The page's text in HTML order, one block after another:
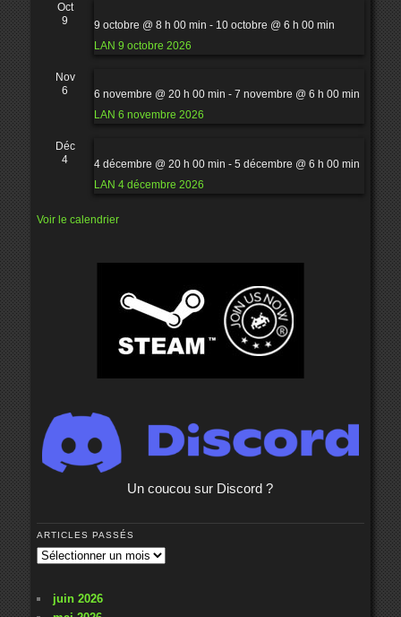
Oct
9
9 octobre @ 8 h 00 min - 10 octobre @ 6 h 00 min
LAN 9 octobre 2026
Nov
6
6 novembre @ 20 h 00 min - 7 novembre @ 6 h 00 min
LAN 6 novembre 2026
Déc
4
4 décembre @ 20 h 00 min - 5 décembre @ 6 h 00 min
LAN 4 décembre 2026
Voir le calendrier
Un coucou sur Discord ?
ARTICLES PASSÉS
Articles
juin 2026